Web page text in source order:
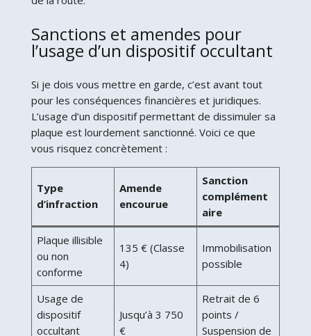
Sanctions et amendes pour
l’usage d’un dispositif occultant
Si je dois vous mettre en garde, c’est avant tout
pour les conséquences financières et juridiques.
L’usage d’un dispositif permettant de dissimuler sa
plaque est lourdement sanctionné. Voici ce que
vous risquez concrètement :
Type
d’infraction
Amende
encourue
Sanction
complément
aire
Plaque illisible
ou non
conforme
135 € (Classe
4)
Immobilisation
possible
Usage de
dispositif
occultant
Jusqu’à 3 750
€
Retrait de 6
points /
Suspension de